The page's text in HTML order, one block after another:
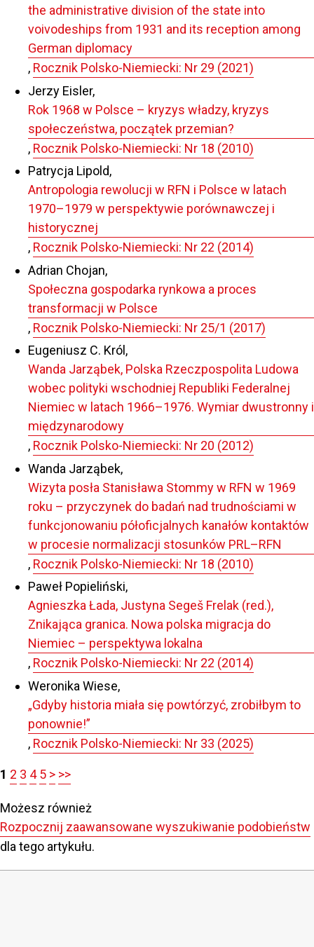
the administrative division of the state into
voivodeships from 1931 and its reception among
German diplomacy
, Rocznik Polsko-Niemiecki: Nr 29 (2021)
Jerzy Eisler,
Rok 1968 w Polsce – kryzys władzy, kryzys
społeczeństwa, początek przemian?
, Rocznik Polsko-Niemiecki: Nr 18 (2010)
Patrycja Lipold,
Antropologia rewolucji w RFN i Polsce w latach
1970–1979 w perspektywie porównawczej i
historycznej
, Rocznik Polsko-Niemiecki: Nr 22 (2014)
Adrian Chojan,
Społeczna gospodarka rynkowa a proces
transformacji w Polsce
, Rocznik Polsko-Niemiecki: Nr 25/1 (2017)
Eugeniusz C. Król,
Wanda Jarząbek, Polska Rzeczpospolita Ludowa
wobec polityki wschodniej Republiki Federalnej
Niemiec w latach 1966–1976. Wymiar dwustronny i
międzynarodowy
, Rocznik Polsko-Niemiecki: Nr 20 (2012)
Wanda Jarząbek,
Wizyta posła Stanisława Stommy w RFN w 1969
roku – przyczynek do badań nad trudnościami w
funkcjonowaniu półoficjalnych kanałów kontaktów
w procesie normalizacji stosunków PRL–RFN
, Rocznik Polsko-Niemiecki: Nr 18 (2010)
Paweł Popieliński,
Agnieszka Łada, Justyna Segeš Frelak (red.),
Znikająca granica. Nowa polska migracja do
Niemiec – perspektywa lokalna
, Rocznik Polsko-Niemiecki: Nr 22 (2014)
Weronika Wiese,
„Gdyby historia miała się powtórzyć, zrobiłbym to
ponownie!”
, Rocznik Polsko-Niemiecki: Nr 33 (2025)
1 2 3 4 5 > >>
Możesz również
Rozpocznij zaawansowane wyszukiwanie podobieństw
dla tego artykułu.